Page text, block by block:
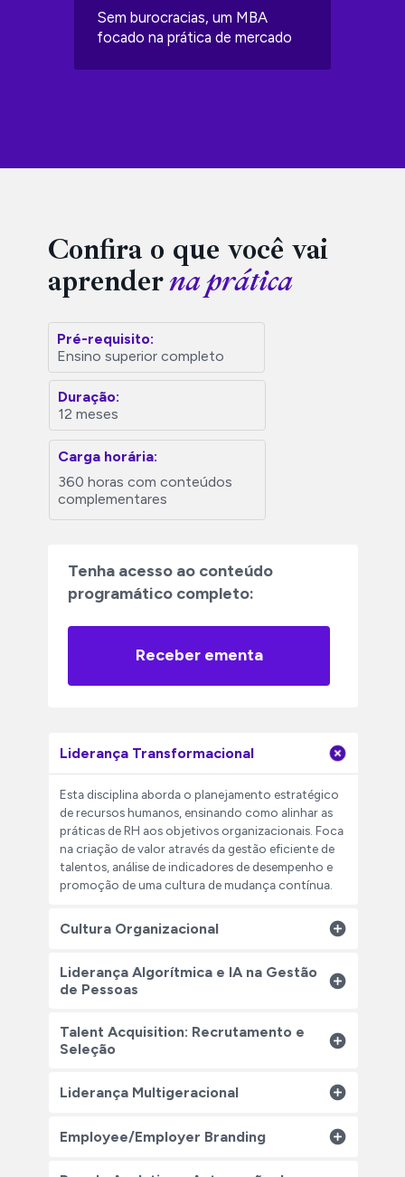
Sem burocracias, um MBA
focado na prática de mercado
Liderança Transformacional
Esta disciplina aborda o planejamento estratégico
de recursos humanos, ensinando como alinhar as
práticas de RH aos objetivos organizacionais. Foca
na criação de valor através da gestão eficiente de
talentos, análise de indicadores de desempenho e
promoção de uma cultura de mudança contínua.
Cultura Organizacional
Você aprenderá a liderar equipes em ambientes de
trabalho híbrido, desenvolvendo uma compreensão
evolução em contextos globais e cross-culturais.
Explorará como a transformação digital, inovação
e intraempreendedorismo impulsionam mudanças,
em situações desafiadoras.
Liderança Algorítmica e IA na Gestão
de Pessoas
Você aprenderá a utilizar a inteligência artificial na
gestão de pessoas, explorando o uso de chatbots e
RH. Descobrirá como criar planos de
desenvolvimento personalizados utilizando IA,
colaboradores.
Talent Acquisition: Recrutamento e
Seleção
Você aprenderá técnicas modernas de
forma estratégica. Explorará métodos de avaliação
Liderança Multigeracional
Você aprenderá a entender os impactos do
Employee/Employer Branding
Confira o que você vai
aprender na prática
Duração:
Pré-requisito:
Ensino superior completo
12 meses
Carga horária:
360 horas com conteúdos
complementares
Tenha acesso ao conteúdo
programático completo:
Receber ementa